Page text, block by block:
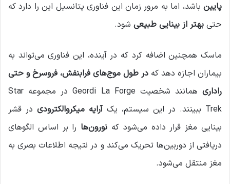
پایین باشد، اما به مرور زمان این فناوری پتانسیل این را دارد که
حتی بهتر از بینایی طبیعی شود.
ماسک همچنین اضافه کرد که در آینده، این فناوری می‌تواند به
بیماران اجازه دهد که در طول موج‌های فرابنفش، فروسرخ و حتی
راداری
همانند شخصیت Geordi La Forge در مجموعه Star
Trek ببینند. در این سیستم، یک
آرایه میکروالکترودی در قشر
بینایی مغز قرار داده می‌شود که نورون‌ها را بر اساس الگوهای
دریافتی از دوربین‌ها تحریک می‌کند و در نتیجه اطلاعات بصری به
مغز منتقل می‌شود.